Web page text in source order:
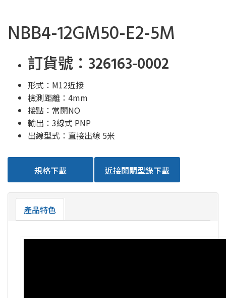
NBB4-12GM50-E2-5M
訂貨號：326163-0002
形式：M12近接
檢測距離：4mm
接點：常開NO
輸出：3線式 PNP
出線型式：直接出線 5米
規格下載 近接開關型錄下載
產品特色